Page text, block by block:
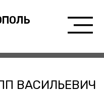
ВАСИЛЬЕВИЧ